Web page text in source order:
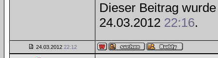
Dieser Beitrag
24.03.2012 22:16.
24.03.2012 22:12